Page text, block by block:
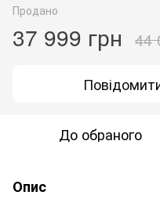
Продано
37 999 грн 44
До обраного
Опис